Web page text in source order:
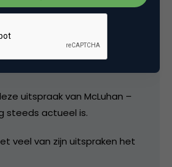
uitspraak van McLuhan –
steeds actueel is.
veel van zijn uitspraken het